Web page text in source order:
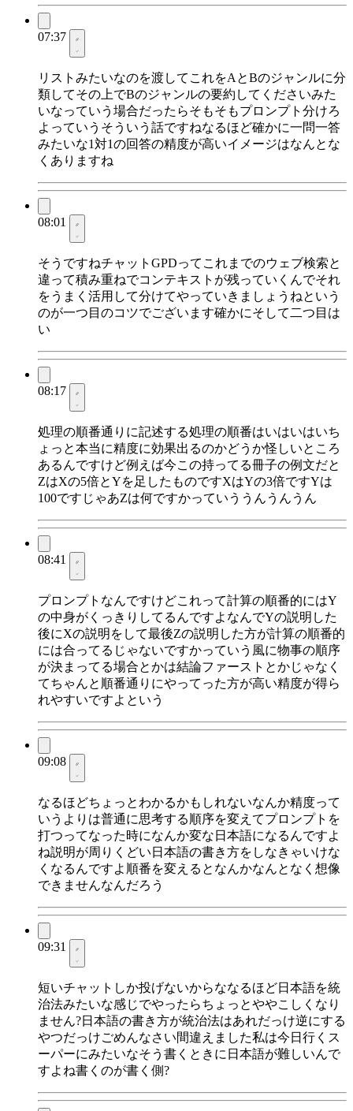
07:37
リストみたいなのを渡してこれをAとBのジャンルに分
類してその上でBのジャンルの要約してくださいみた
いなっていう場合だったらそもそもプロンプト分けろ
よっていうそういう話ですねなるほど確かに一問一答
みたいな1対1の回答の精度が高いイメージはなんとな
くありますね
08:01
そうですねチャットGPDってこれまでのウェブ検索と
違って積み重ねでコンテキストが残っていくんでそれ
をうまく活用して分けてやっていきましょうねという
のが一つ目のコツでございます確かにそして二つ目は
い
08:17
処理の順番通りに記述する処理の順番はいはいはいち
ょっと本当に精度に効果出るのかどうか怪しいところ
あるんですけど例えば今この持ってる冊子の例文だと
ZはXの5倍とYを足したものですXはYの3倍ですYは
100ですじゃあZは何ですかっていううんうんうん
08:41
プロンプトなんですけどこれって計算の順番的にはY
の中身がくっきりしてるんですよなんでYの説明した
後にXの説明をして最後Zの説明した方が計算の順番的
には合ってるじゃないですかっていう風に物事の順序
が決まってる場合とかは結論ファーストとかじゃなく
てちゃんと順番通りにやってった方が高い精度が得ら
れやすいですよという
09:08
なるほどちょっとわかるかもしれないなんか精度って
いうよりは普通に思考する順序を変えてプロンプトを
打つってなった時になんか変な日本語になるんですよ
ね説明が周りくどい日本語の書き方をしなきゃいけな
くなるんですよ順番を変えるとなんかなんとなく想像
できませんなんだろう
09:31
短いチャットしか投げないからななるほど日本語を統
治法みたいな感じでやったらちょっとややこしくなり
ません?日本語の書き方が統治法はあれだっけ逆にする
やつだっけごめんなさい間違えました私は今日行くス
ーパーにみたいなそう書くときに日本語が難しいんで
すよね書くのが書く側?